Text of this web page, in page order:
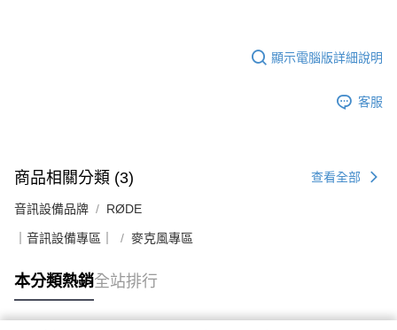
顯示電腦版詳細說明
客服
商品相關分類 (3) 查看全部
音訊設備品牌 RØDE
｜音訊設備專區｜ 麥克風專區
本分類熱銷全站排行